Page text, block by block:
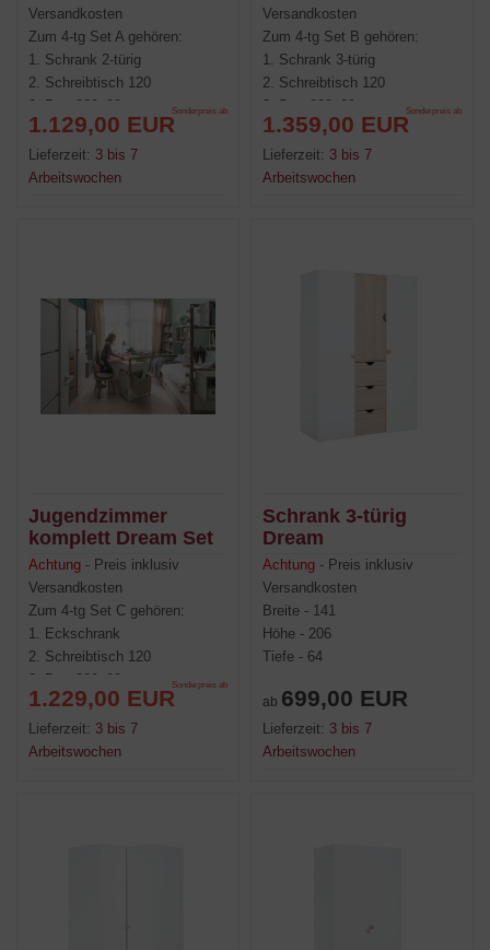
Versandkosten
Zum 4-tg Set A gehören:
1. Schrank 2-türig
2. Schreibtisch 120
3. Bett 200x90
4. Wandregal
Sonderpreis ab
1.129,00 EUR
Lieferzeit: 3 bis 7
Arbeitswochen
Versandkosten
Zum 4-tg Set B gehören:
1. Schrank 3-türig
2. Schreibtisch 120
3. Bett 200x90
4. Wandregal
Sonderpreis ab
1.359,00 EUR
Lieferzeit: 3 bis 7
Arbeitswochen
Jugendzimmer
komplett Dream Set
C
Achtung - Preis inklusiv
Versandkosten
Zum 4-tg Set C gehören:
1.
Eckschrank
2. Schreibtisch 120
3. Bett 200x90
4. Wandregal
Sonderpreis ab
1.229,00 EUR
Lieferzeit: 3 bis 7
Arbeitswochen
Schrank 3-türig
Dream
Achtung - Preis inklusiv
Versandkosten
Breite - 141
Höhe - 206
Tiefe - 64
ab 699,00 EUR
Lieferzeit: 3 bis 7
Arbeitswochen